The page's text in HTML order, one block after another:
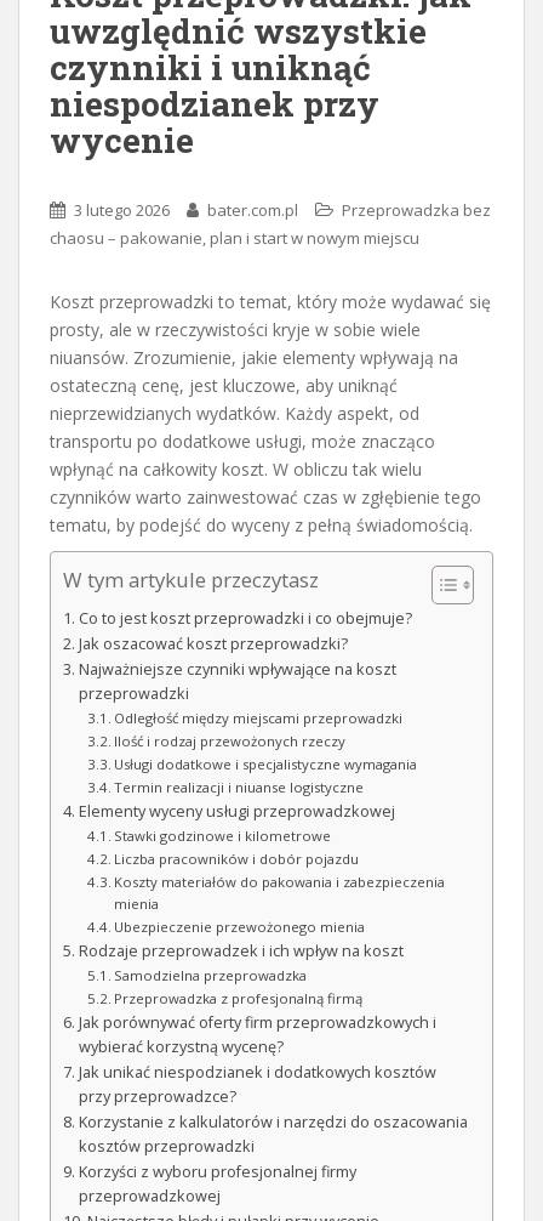
uwzględnić wszystkie
czynniki i uniknąć
niespodzianek przy
wycenie
3 lutego 2026 bater.com.pl
Przeprowadzka bez
chaosu – pakowanie, plan i start w nowym miejscu
Koszt przeprowadzki to temat, który może wydawać się
prosty, ale w rzeczywistości kryje w sobie wiele
niuansów. Zrozumienie, jakie elementy wpływają na
ostateczną cenę, jest kluczowe, aby uniknąć
nieprzewidzianych wydatków. Każdy aspekt, od
transportu po dodatkowe usługi, może znacząco
wpłynąć na całkowity koszt. W obliczu tak wielu
czynników warto zainwestować czas w zgłębienie tego
tematu, by podejść do wyceny z pełną świadomością.
W tym artykule przeczytasz
Co to jest koszt przeprowadzki i co obejmuje?
Jak oszacować koszt przeprowadzki?
Najważniejsze czynniki wpływające na koszt
przeprowadzki
Odległość między miejscami przeprowadzki
Ilość i rodzaj przewożonych rzeczy
Usługi dodatkowe i specjalistyczne wymagania
Termin realizacji i niuanse logistyczne
Elementy wyceny usługi przeprowadzkowej
Stawki godzinowe i kilometrowe
Liczba pracowników i dobór pojazdu
Koszty materiałów do pakowania i zabezpieczenia
mienia
Ubezpieczenie przewożonego mienia
Rodzaje przeprowadzek i ich wpływ na koszt
Samodzielna przeprowadzka
Przeprowadzka z profesjonalną firmą
Jak porównywać oferty firm przeprowadzkowych i
wybierać korzystną wycenę?
Jak unikać niespodzianek i dodatkowych kosztów
przy przeprowadzce?
Korzystanie z kalkulatorów i narzędzi do oszacowania
kosztów przeprowadzki
Korzyści z wyboru profesjonalnej firmy
przeprowadzkowej